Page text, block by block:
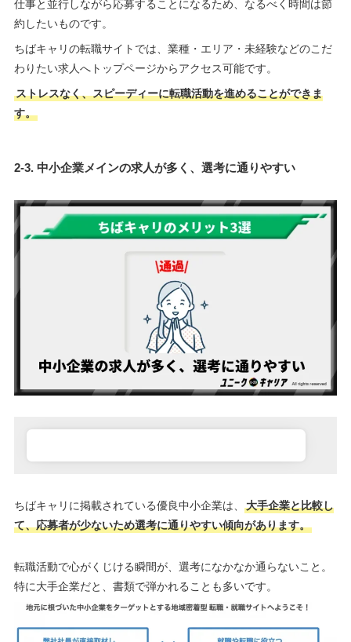
仕事と並行しながら応募することになるため、なるべく時間は節
約したいものです。
ちばキャリの転職サイトでは、業種・エリア・未経験などのこだ
わりたい求人へトップページからアクセス可能です。
ストレスなく、スピーディーに転職活動を進めることができま
す。
2-3. 中小企業メインの求人が多く、選考に通りやすい
ちばキャリに掲載されている優良中小企業は、
大手企業と比較し
て、応募者が少ないため選考に通りやすい傾向があります。
転職活動で心がくじける瞬間が、選考になかなか通らないこと。
特に大手企業だと、書類で弾かれることも多いです。